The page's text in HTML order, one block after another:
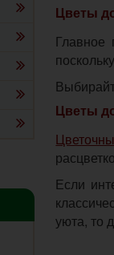
Цветы
Цветы
Если
уюта, то